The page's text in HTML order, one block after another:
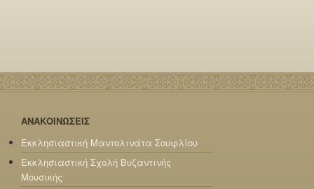
ΑΝΑΚΟΙΝΩΣΕΙΣ
Εκκλησιαστική Μαντολινάτα Σουφλίου
Εκκλησιαστική Σχολή Βυζαντινής
Μουσικής